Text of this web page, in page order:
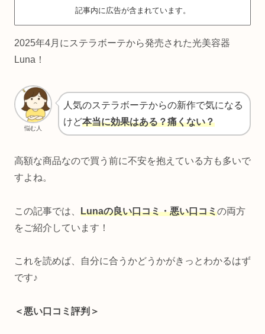
記事内に広告が含まれています。
2025年4月にステラボーテから発売された光美容器
Luna！
悩む人
人気のステラボーテからの新作で気になる
けど本当に効果はある？痛くない？
高額な商品なので買う前に不安を抱えている方も多いで
すよね。
この記事では、 Lunaの良い口コミ・悪い口コミの両方
をご紹介しています！
これを読めば、自分に合うかどうかがきっとわかるはず
です♪
＜悪い口コミ評判＞